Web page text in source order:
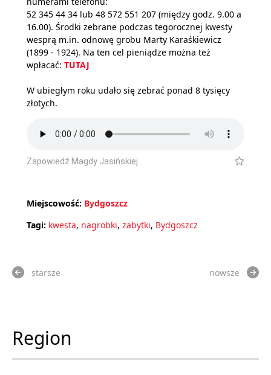
52 345 44 34 lub 48 572 551 207 (między godz. 9.00 a
16.00). Środki zebrane podczas tegorocznej kwesty
wesprą m.in. odnowę grobu Marty Karaśkiewicz
(1899 - 1924). Na ten cel pieniądze można też
wpłacać: TUTAJ
W ubiegłym roku udało się zebrać ponad 8 tysięcy
złotych.
Zapowiedź Magdy Jasińskiej
Miejscowość: Bydgoszcz
Tagi: kwesta, nagrobki, zabytki, Bydgoszcz
starsze nowsze
Region